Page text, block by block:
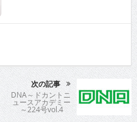
次の記事
DNA～ドカントニ
ュースアカデミー
～224号vol.4